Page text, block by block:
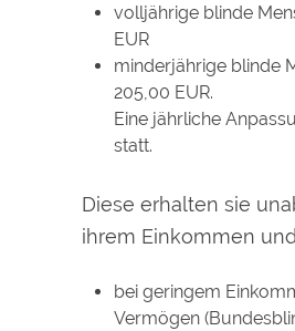
volljährige blinde
EUR
minderjährige blinde
205,00 EUR.
Eine jährliche
statt.
Diese erhalten sie
ihrem Einkommen
bei geringem
Vermögen